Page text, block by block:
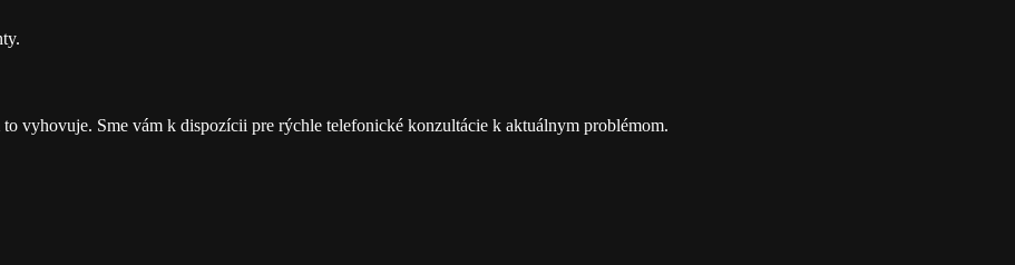
vyhovuje. Sme vám k dispozícii pre rýchle telefonické konzultácie k aktuálnym problémom.